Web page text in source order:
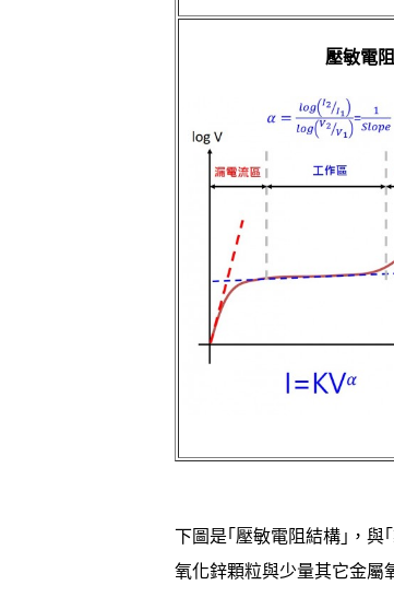
壓敏電
下圖是｢壓敏電阻結構｣，與
氧化鋅顆粒與少量其它金屬